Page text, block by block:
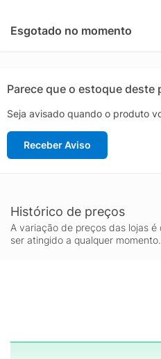
forrada e removível; facilita na
com acolchoamento no
antiderrapanteCor
780g o par nº 40
Esgotado no momento
Parece que o estoque
Seja avisado quando o produto
Receber Aviso
Histórico de preços
A variação de preços das lojas
ser atingido a qualquer momento.